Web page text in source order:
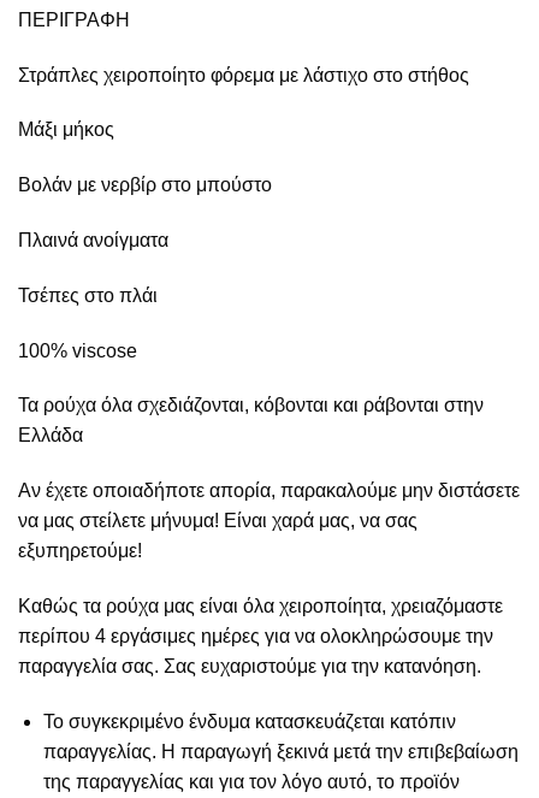
ΠΕΡΙΓΡΑΦΗ
Στράπλες χειροποίητο φόρεμα με λάστιχο στο στήθος
Μάξι μήκος
Βολάν με νερβίρ στο μπούστο
Πλαινά ανοίγματα
Τσέπες στο πλάι
100% viscose
Τα ρούχα όλα σχεδιάζονται, κόβονται και ράβονται στην
Ελλάδα
Αν έχετε οποιαδήποτε απορία, παρακαλούμε μην διστάσετε
να μας στείλετε μήνυμα! Είναι χαρά μας, να σας
εξυπηρετούμε!
Καθώς τα ρούχα μας είναι όλα χειροποίητα, χρειαζόμαστε
περίπου 4 εργάσιμες ημέρες για να ολοκληρώσουμε την
παραγγελία σας. Σας ευχαριστούμε για την κατανόηση.
Το συγκεκριμένο ένδυμα κατασκευάζεται κατόπιν
παραγγελίας. Η παραγωγή ξεκινά μετά την επιβεβαίωση
της παραγγελίας και για τον λόγο αυτό, το προϊόν